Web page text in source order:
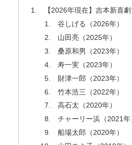
【2026年現在】吉本新喜
谷しげる（2026年）
山田亮（2025年）
桑原和男（2023年）
寿一実（2023年）
財津一郎（2023年）
竹本浩三（2022年）
高石太（2020年）
チャーリー浜（2021年
船場太郎（2020年）